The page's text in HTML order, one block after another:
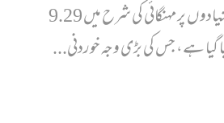
پاکستان میں ہفتہ وار بنیادوں پر مہنگائی کی شرح میں 9.29
گیا ہے، جس کی بڑی وجہ خوردنی...